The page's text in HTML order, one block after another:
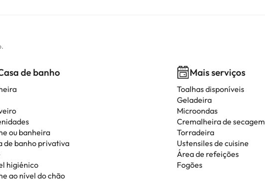
de banho
ou banheira
de banho privativa
higiénico
ao nível do chão
Mais serviços
Toalhas disponíveis
Geladeira
Microondas
Cremalheira de secagem
Torradeira
Ustensiles de cuisine
Área de refeições
Fogões